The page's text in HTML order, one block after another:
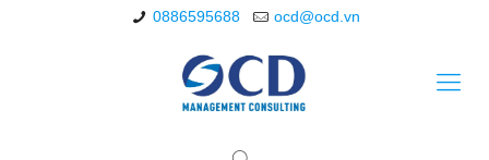
0886595688 ocd@ocd.vn